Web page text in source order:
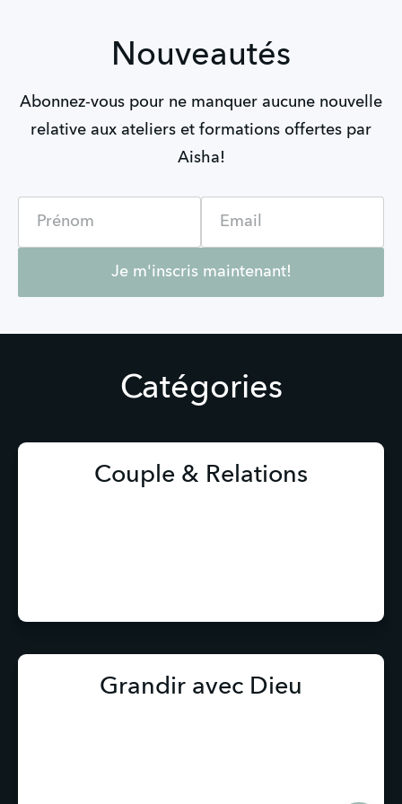
Nouveautés
Abonnez-vous pour ne manquer aucune nouvelle
relative aux ateliers et formations offertes par
Aisha!
Je m'inscris maintenant!
Catégories
Couple & Relations
Grandir avec Dieu